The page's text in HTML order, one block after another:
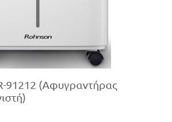
91212 (Αφυγραντήρας